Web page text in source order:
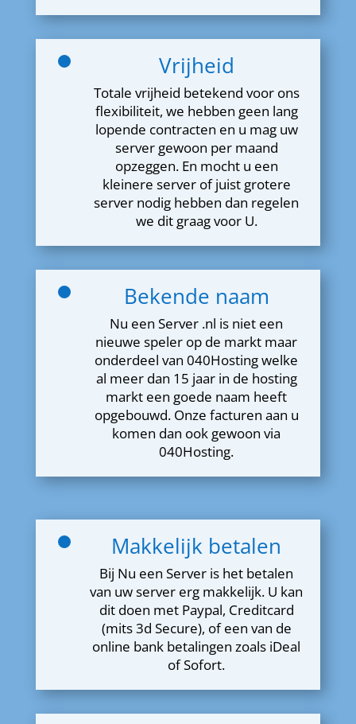
Vrijheid
Totale vrijheid betekend voor ons
flexibiliteit, we hebben geen lang
lopende contracten en u mag uw
server gewoon per maand
opzeggen. En mocht u een
kleinere server of juist grotere
server nodig hebben dan regelen
we dit graag voor U.
Bekende naam
Nu een Server .nl is niet een
nieuwe speler op de markt maar
onderdeel van 040Hosting welke
al meer dan 15 jaar in de hosting
markt een goede naam heeft
opgebouwd. Onze facturen aan u
komen dan ook gewoon via
040Hosting.
Makkelijk betalen
Bij Nu een Server is het betalen
van uw server erg makkelijk. U kan
dit doen met Paypal, Creditcard
(mits 3d Secure), of een van de
online bank betalingen zoals iDeal
of Sofort.